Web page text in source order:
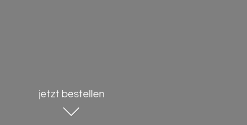
jetzt bestellen